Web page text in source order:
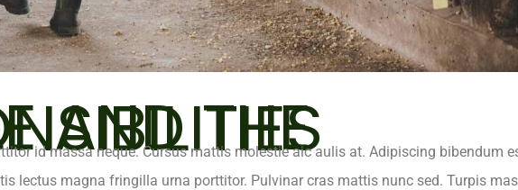
RESPONSIBILITIES
id massa neque. Cursus mattis molestie aic aulis at. Adipiscing bibendum
lectus magna fringilla urna porttitor. Pulvinar cras mattis nunc sed. Turpis